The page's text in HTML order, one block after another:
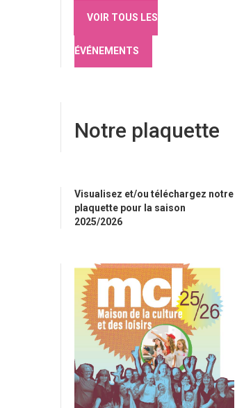
VOIR TOUS LES
ÉVÉNEMENTS
Notre plaquette
Visualisez et/ou téléchargez notre
plaquette pour la saison
2025/2026